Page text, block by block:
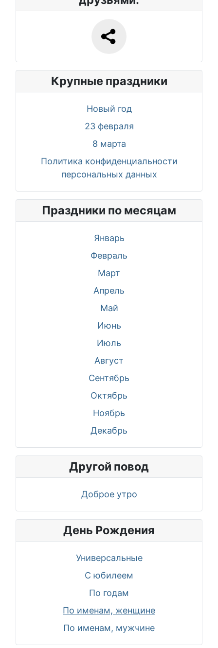
Крупные праздники
Новый год
23 февраля
8 марта
Политика конфиденциальности
персональных данных
Праздники по месяцам
Январь
Февраль
Март
Апрель
Май
Июнь
Июль
Август
Сентябрь
Октябрь
Ноябрь
Декабрь
Другой повод
Доброе утро
День Рождения
Универсальные
С юбилеем
По годам
По именам, женщине
По именам, мужчине